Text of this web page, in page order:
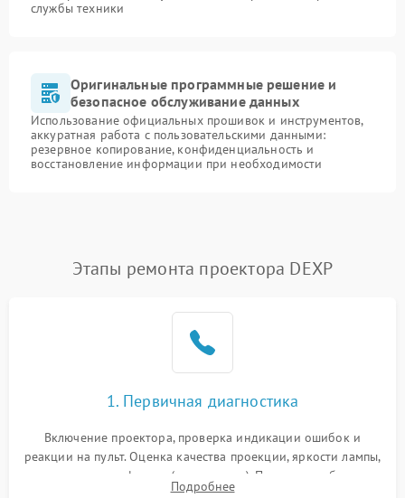
службы техники
Оригинальные программные решение и
безопасное обслуживание данных
Использование официальных прошивок и инструментов,
аккуратная работа с пользовательскими данными:
резервное копирование, конфиденциальность и
восстановление информации при необходимости
Этапы ремонта проектора DEXP
1. Первичная диагностика
Включение проектора, проверка индикации ошибок и
реакции на пульт. Оценка качества проекции, яркости лампы,
наличия артефактов (точки, пятна). Проверка работы
системы охлаждения по уровню шума вентиляторов.
Подробнее